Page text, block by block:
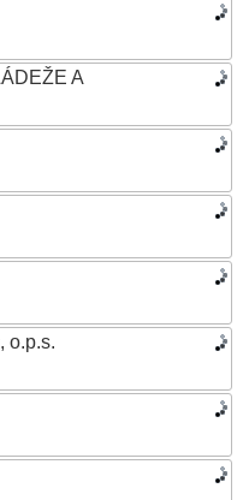
A
o.p.s.